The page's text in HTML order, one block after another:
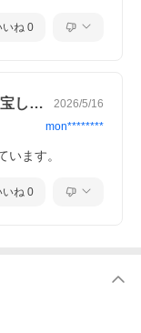
いね 0
安いし美味しいしと使いやすいし重宝して… 2026/5/16
mon********
ます。
いね 0